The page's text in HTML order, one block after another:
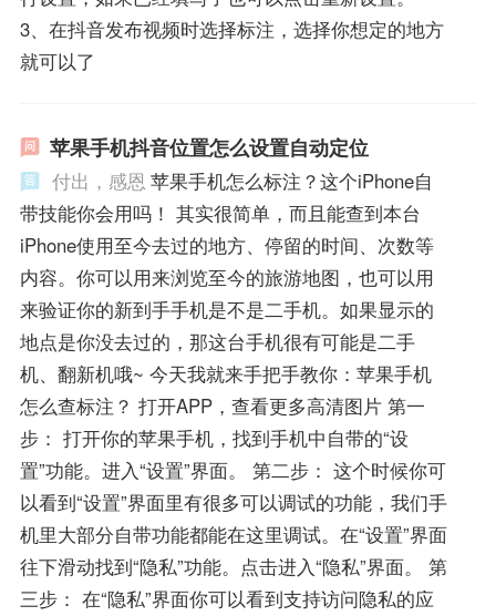
3、在抖音发布视频时选择标注，选择你想定的地方
就可以了
苹果手机抖音位置怎么设置自动定位
付出，感恩 苹果手机怎么标注？这个iPhone自
带技能你会用吗！ 其实很简单，而且能查到本台
iPhone使用至今去过的地方、停留的时间、次数等
内容。你可以用来浏览至今的旅游地图，也可以用
来验证你的新到手手机是不是二手机。如果显示的
地点是你没去过的，那这台手机很有可能是二手
机、翻新机哦~ 今天我就来手把手教你：苹果手机
怎么查标注？ 打开APP，查看更多高清图片 第一
步： 打开你的苹果手机，找到手机中自带的“设
置”功能。进入“设置”界面。 第二步： 这个时候你可
以看到“设置”界面里有很多可以调试的功能，我们手
机里大部分自带功能都能在这里调试。在“设置”界面
往下滑动找到“隐私”功能。点击进入“隐私”界面。 第
三步： 在“隐私”界面你可以看到支持访问隐私的应